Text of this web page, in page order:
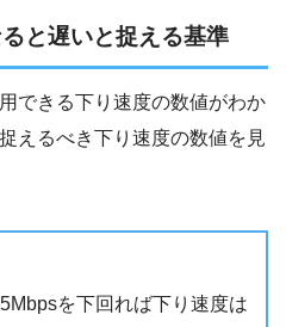
と遅いと捉える基準
できる下り速度の数値がわか
えるべき下り速度の数値を見
を下回れば下り速度は